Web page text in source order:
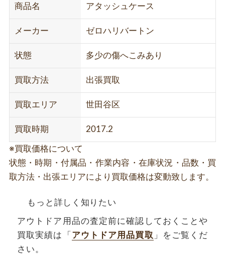
商品名 アタッシュケース
メーカー ゼロハリバートン
状態 多少の傷へこみあり
買取方法 出張買取
買取エリア 世田谷区
買取時期 2017.2
※買取価格について
状態・時期・付属品・作業内容・在庫状況・品数・買
取方法・出張エリアにより買取価格は変動致します。
もっと詳しく知りたい
アウトドア用品の査定前に確認しておくことや
買取実績は「 アウトドア用品買取 」をご覧くだ
さい。